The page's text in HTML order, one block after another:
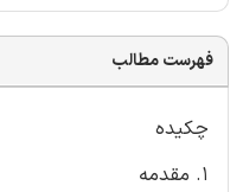
فهرست مطالب
چکیده
1. مقدمه